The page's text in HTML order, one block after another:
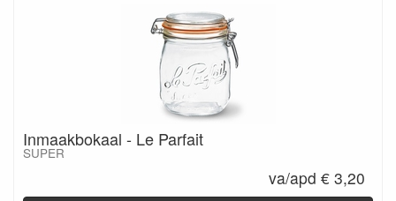
Inmaakbokaal - Le Parfait
SUPER
va/apd € 3,20